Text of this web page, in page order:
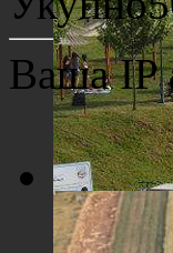
Плажа
Ваша IP